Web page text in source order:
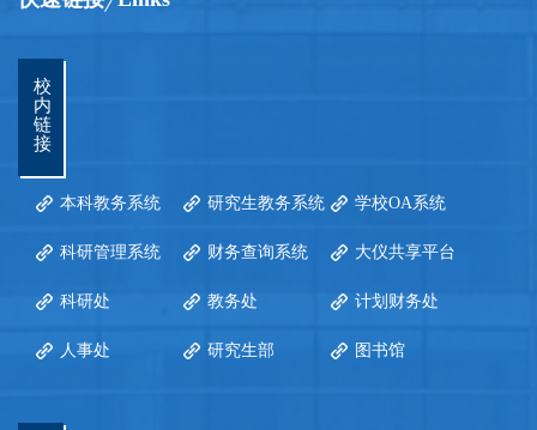
校
内
链
接
本科教务系统 研究生教务系统 学校OA系统
科研管理系统 财务查询系统 大仪共享平台
科研处 教务处 计划财务处
人事处 研究生部 图书馆